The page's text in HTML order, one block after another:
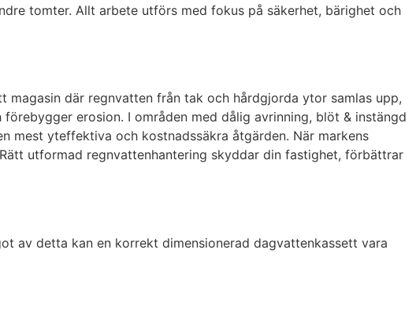
tomter. Allt arbete utförs med fokus på säkerhet, bärighet och
där regnvatten från tak och hårdgjorda ytor samlas upp,
erosion. I områden med dålig avrinning, blöt & instängd
mest yteffektiva och kostnadssäkra åtgärden. När markens
utformad regnvattenhantering skyddar din fastighet, förbättrar
av detta kan en korrekt dimensionerad dagvattenkassett vara